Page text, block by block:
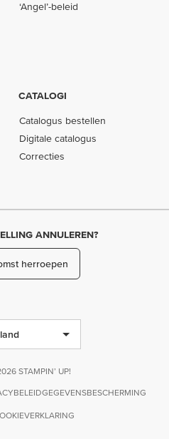
‘Angel’-beleid
CATALOGI
Catalogus bestellen
Digitale catalogus
Correcties
ANNULEREN?
herroepen
STAMPIN’ UP!
GEGEVENSBESCHERMING